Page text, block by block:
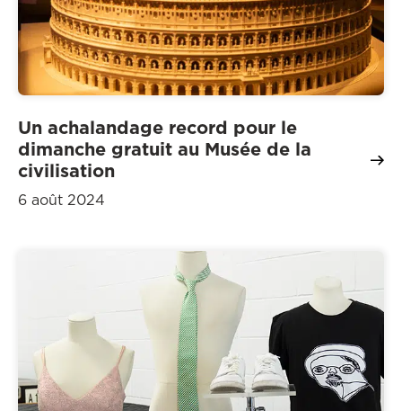
Un achalandage record pour le
dimanche gratuit au Musée de la
civilisation
6 août 2024